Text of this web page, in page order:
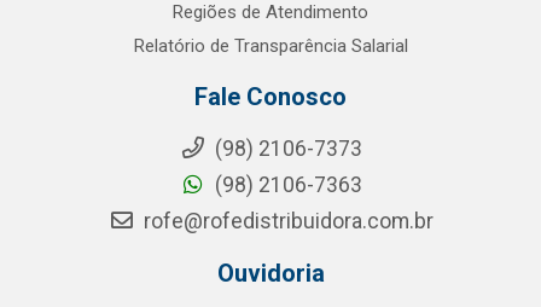
Regiões de Atendimento
Relatório de Transparência Salarial
Fale Conosco
(98) 2106-7373
(98) 2106-7363
rofe@rofedistribuidora.com.br
Ouvidoria